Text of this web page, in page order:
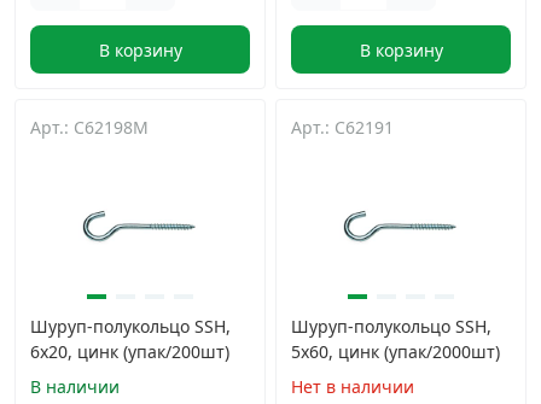
В корзину В корзину
Арт.: C62198M
Шуруп-полукольцо SSH,
6х20, цинк (упак/200шт)
В наличии
Арт.: C62191
Шуруп-полукольцо SSH,
5х60, цинк (упак/2000шт)
Нет в наличии